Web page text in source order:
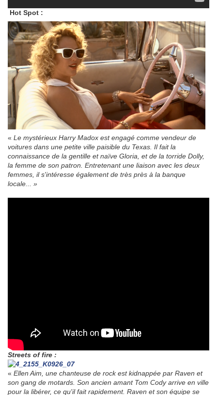
Hot Spot :
« Le mystérieux Harry Madox est engagé comme vendeur de
voitures dans une petite ville paisible du Texas. Il fait la
connaissance de la gentille et naïve Gloria, et de la torride Dolly,
la femme de son patron. Entretenant une liaison avec les deux
femmes, il s'intéresse également de très près à la banque
locale... »
Streets of fire :
« Ellen Aim, une chanteuse de rock est kidnappée par Raven et
son gang de motards. Son ancien amant Tom Cody arrive en ville
pour la libérer, ce qu'il fait rapidement. Raven et son équipe se